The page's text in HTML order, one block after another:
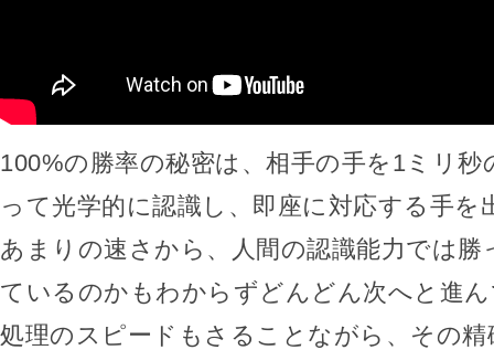
100%の勝率の秘密は、相手の手を1ミリ秒
って光学的に認識し、即座に対応する手を
あまりの速さから、人間の認識能力では
ているのかもわからずどんどん次へと進
処理のスピードもさることながら、その